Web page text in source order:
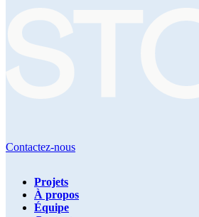
Contactez-nous
Navigation
Projets
À propos
Équipe